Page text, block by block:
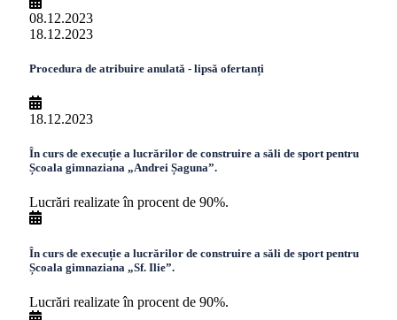
08.12.2023
18.12.2023
Procedura de atribuire anulată - lipsă ofertanți
18.12.2023
În curs de execuție a lucrărilor de construire a săli de sport pentru
Școala gimnaziana „Andrei Șaguna”.
Lucrări realizate în procent de 90%.
În curs de execuție a lucrărilor de construire a săli de sport pentru
Școala gimnaziana „Sf. Ilie”.
Lucrări realizate în procent de 90%.